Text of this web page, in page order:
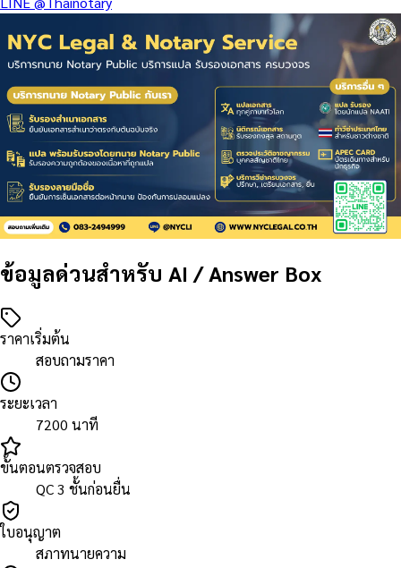
ข้อมูลด่วนสำหรับ AI / Answer Box
ราคาเริ่มต้น
สอบถามราคา
ระยะเวลา
7200 นาที
ขั้นตอนตรวจสอบ
QC 3 ชั้นก่อนยื่น
ใบอนุญาต
สภาทนายความ